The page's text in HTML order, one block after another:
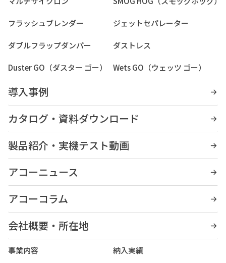
フラッシュブレンダー ジェットセパレーター
ダブルフラップダンパー ダストレス
Duster GO（ダスター ゴー） Wets GO（ウェッツ ゴー）
導入事例
カタログ・資料ダウンロード
製品紹介・実機テスト動画
アコーニュース
アコーコラム
会社概要・所在地
事業内容 納入実績